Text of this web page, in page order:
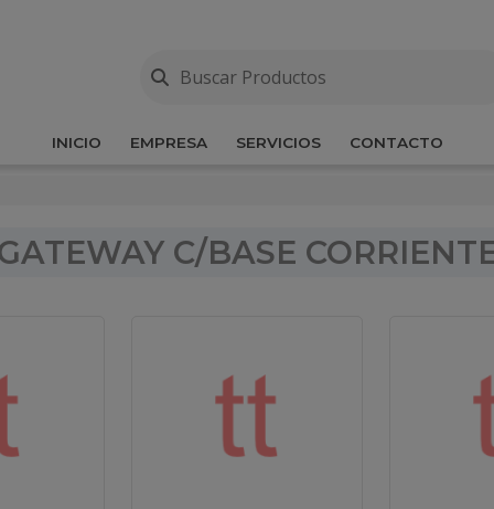
INICIO EMPRESA SERVICIOS CONTACTO
C/BASE